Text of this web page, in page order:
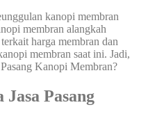
kanopi membran
membran alangkah
harga membran dan
membran saat ini. Jadi,
Kanopi Membran?
Pasang